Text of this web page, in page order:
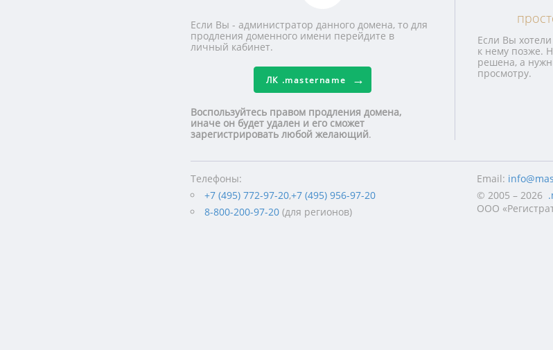
Если Вы - администратор данного домена, то для
продления доменного имени перейдите в
личный кабинет.
ЛК .mastername
Воспользуйтесь правом продления домена,
иначе он будет удален и его сможет
зарегистрировать любой желающий.
Если Вы
к нему позже.
решена, а
просмотру.
Телефоны:
+7 (495) 772-97-20,+7 (495) 956-97-20
8-800-200-97-20 (для регионов)
Email:
© 2005 – 2026
ООО